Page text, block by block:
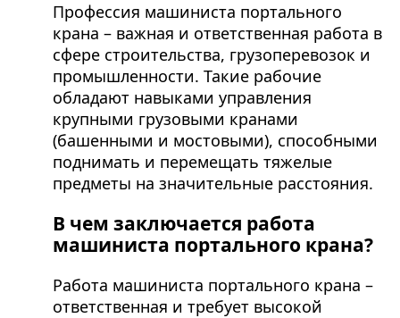
Профессия машиниста портального
крана – важная и ответственная работа в
сфере строительства, грузоперевозок и
промышленности. Такие рабочие
обладают навыками управления
крупными грузовыми кранами
(башенными и мостовыми), способными
поднимать и перемещать тяжелые
предметы на значительные расстояния.
В чем заключается работа
машиниста портального крана?
Работа машиниста портального крана –
ответственная и требует высокой